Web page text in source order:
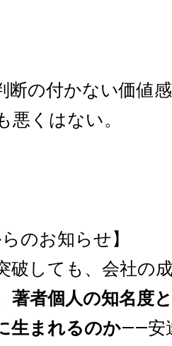
断の付かない価値
悪くはない。
のお知らせ】
破しても、会社の
著者個人の知名度
生まれるのか——安